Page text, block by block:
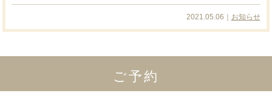
2021.05.06｜ お知らせ
ご予約